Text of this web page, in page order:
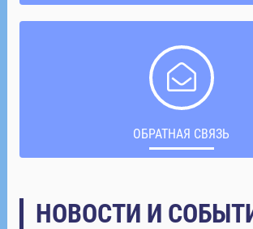
ОБРАТНАЯ СВЯЗЬ
НОВОСТИ И